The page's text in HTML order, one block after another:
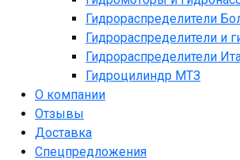
Гидрораспределители
Гидрораспределители и
Гидрораспределители
Гидроцилиндр МТЗ
О компании
Отзывы
Доставка
Спецпредложения